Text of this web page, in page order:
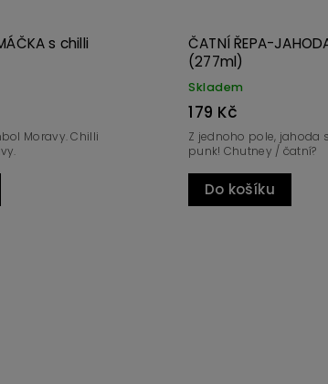
To je
ČATNÍ PIKANTNÍ RAJČE de
WOCH (277ml)
Z jednoho pole, jahoda s řepou? To je
punk! Chutney / čatní?